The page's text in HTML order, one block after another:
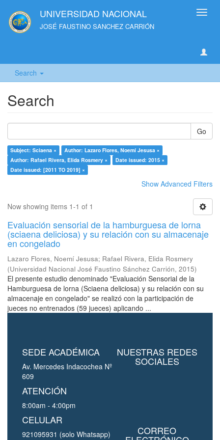
UNIVERSIDAD NACIONAL
JOSÉ FAUSTINO SANCHEZ CARRIÓN
Search
Search
Go
Subject: Sciaena ×
Author: Lazaro Flores, Noemí Jesusa ×
Author: Rafael Rivera, Elida Rosmery ×
Date issued: 2015 ×
Date issued: [2011 TO 2019] ×
Show Advanced Filters
Now showing items 1-1 of 1
Evaluación sensorial de la hamburguesa de lorna
(sciaena deliciosa) y su relación con su almacenaje
en congelado
Lazaro Flores, Noemí Jesusa; Rafael Rivera, Elida Rosmery
(Universidad Nacional José Faustino Sánchez Carrión, 2015)
El presente estudio denominado "Evaluación Sensorial de la
Hamburguesa de lorna (Sciaena deliciosa) y su relación con su
almacenaje en congelado" se realizó con la participación de
jueces no entrenados (59 jueces) aplicando ...
SEDE ACADÉMICA
Av. Mercedes Indacochea Nº
609
ATENCIÓN
8:00am - 4:00pm
CELULAR
921095931 (solo Whatsapp)
NUESTRAS REDES
SOCIALES
CORREO